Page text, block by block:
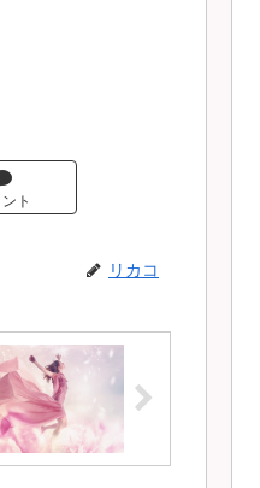
ト
リカコ